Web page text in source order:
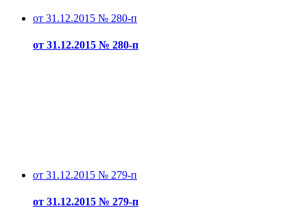
от 31.12.2015 № 280-п
от 31.12.2015 № 280-п
от 31.12.2015 № 279-п
от 31.12.2015 № 279-п